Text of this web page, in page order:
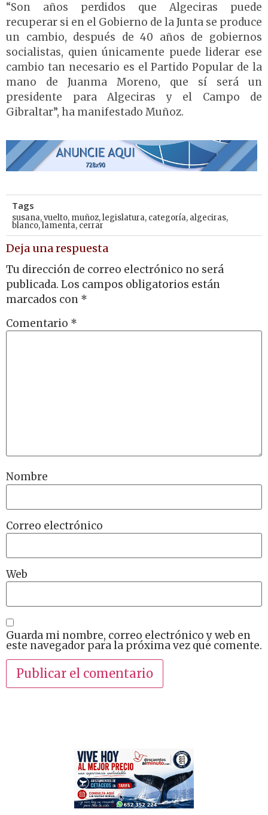
“Son años perdidos que Algeciras puede
recuperar si en el Gobierno de la Junta se produce
un cambio, después de 40 años de gobiernos
socialistas, quien únicamente puede liderar ese
cambio tan necesario es el Partido Popular de la
mano de Juanma Moreno, que sí será un
presidente para Algeciras y el Campo de
Gibraltar”, ha manifestado Muñoz.
Tags
susana,vuelto, muñoz,legislatura, categoría, algeciras,
blanco,lamenta, cerrar
Deja una respuesta
Tu dirección de correo electrónico no será
publicada. Los campos obligatorios están
marcados con *
Comentario *
Nombre
Correo electrónico
Web
Guarda mi nombre, correo electrónico y web en
este navegador para la próxima vez que comente.